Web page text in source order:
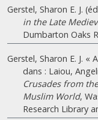
Gerstel, Sharon E. J.
in the Late
Dumbarton Oaks
Gerstel, Sharon E. J.
dans : Laiou,
Crusades from
Muslim World,
Research Library